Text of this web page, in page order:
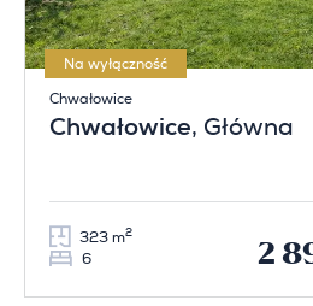
Na wyłączność
Chwałowice
Chwałowice, Główna
323 m2
6 2